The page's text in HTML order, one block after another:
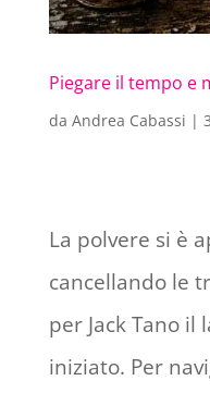
Piegare il tempo e
da Andrea Cabassi |
La polvere si è
cancellando le
per Jack Tano il
iniziato. Per